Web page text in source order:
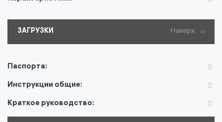
ЗАГРУЗКИ Наверх
Паспорта:
Инструкции общие:
Краткое руководство: